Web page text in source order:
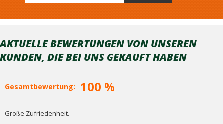
AKTUELLE BEWERTUNGEN VON UNSEREN
KUNDEN, DIE BEI ​​UNS GEKAUFT HABEN
Gesamtbewertung: 100 %
Große Zufriedenheit.